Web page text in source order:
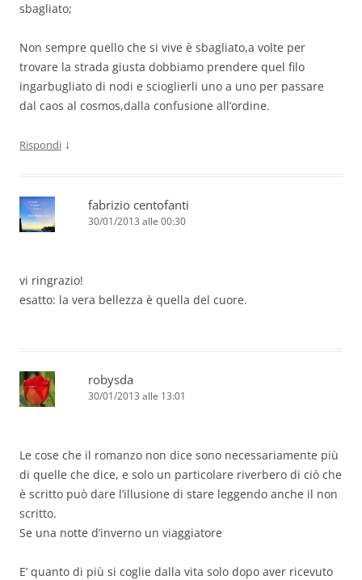
sbagliato;
Non sempre quello che si vive è sbagliato,a volte per
trovare la strada giusta dobbiamo prendere quel filo
ingarbugliato di nodi e scioglierli uno a uno per passare
dal caos al cosmos,dalla confusione all’ordine.
Rispondi ↓
fabrizio centofanti
30/01/2013 alle 00:30
vi ringrazio!
esatto: la vera bellezza è quella del cuore.
robysda
30/01/2013 alle 13:01
Le cose che il romanzo non dice sono necessariamente più
di quelle che dice, e solo un particolare riverbero di ciò che
è scritto può dare l’illusione di stare leggendo anche il non
scritto.
Se una notte d’inverno un viaggiatore
E’ quanto di più si coglie dalla vita solo dopo aver ricevuto